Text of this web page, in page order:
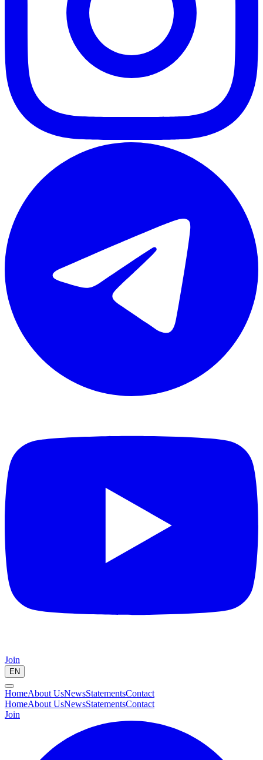
Join
EN
HomeAbout UsNewsStatementsContact
HomeAbout UsNewsStatementsContact
Join